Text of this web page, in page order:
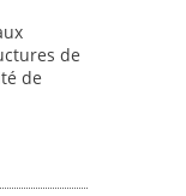
de
de